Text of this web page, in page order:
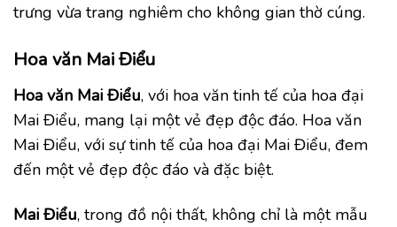
trưng vừa trang nghiêm cho không gian thờ cúng.
Hoa văn Mai Điểu
Hoa văn Mai Điểu, với hoa văn tinh tế của hoa đại
Mai Điểu, mang lại một vẻ đẹp độc đáo. Hoa văn
Mai Điểu, với sự tinh tế của hoa đại Mai Điểu, đem
đến một vẻ đẹp độc đáo và đặc biệt.
Mai Điểu, trong đồ nội thất, không chỉ là một mẫu